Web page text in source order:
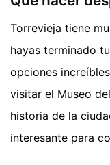
Torrevieja tiene
hayas terminado
opciones
visitar el Museo
historia de la
interesante para